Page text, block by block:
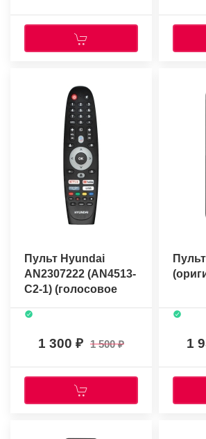
Пульт Hyundai
AN2307222 (AN4513-
C2-1) (голосовое
управление)
(оригинальный)
1 300 1 500 1